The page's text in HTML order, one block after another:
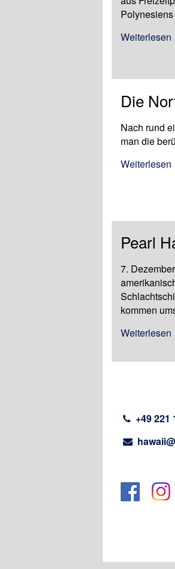
Die
Nach rund
man die
Pearl
7.
kommen
+49 221